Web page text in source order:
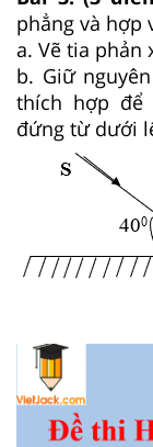
phẳng và hợp
a. Vẽ tia phản
b. Giữ
thích hợp để
đứng từ dưới